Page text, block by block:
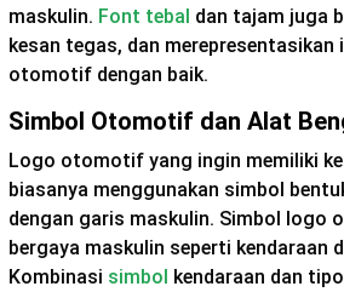
maskulin. Font tebal dan tajam juga
kesan tegas, dan merepresentasikan
otomotif dengan baik.
Simbol Otomotif dan Alat
Logo otomotif yang ingin memiliki
biasanya menggunakan simbol
dengan garis maskulin. Simbol logo
bergaya maskulin seperti kendaraan
Kombinasi simbol kendaraan dan